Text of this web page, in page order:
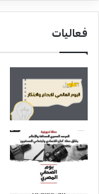
فعاليات